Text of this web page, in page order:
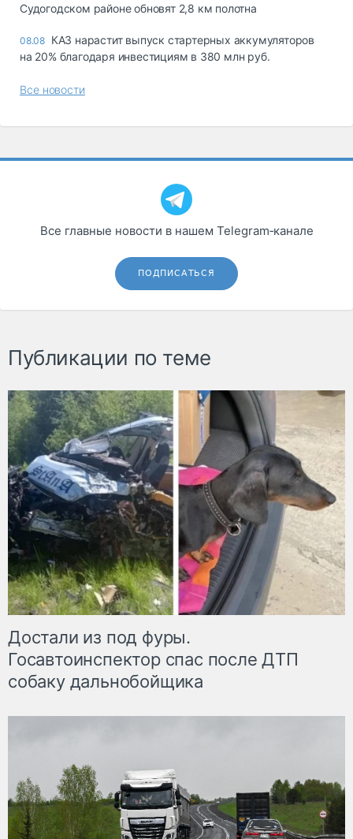
Судогодском районе обновят 2,8 км полотна
08.08 КАЗ нарастит выпуск стартерных аккумуляторов
на 20% благодаря инвестициям в 380 млн руб.
Все новости
Все главные новости в нашем Telegram‑канале
ПОДПИСАТЬСЯ
Публикации по теме
Достали из под фуры.
Госавтоинспектор спас после ДТП
собаку дальнобойщика